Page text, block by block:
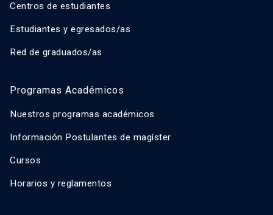
Centros de estudiantes
Estudiantes y egresados/as
Red de graduados/as
Programas Académicos
Nuestros programas académicos
Información Postulantes de magíster
Cursos
Horarios y reglamentos